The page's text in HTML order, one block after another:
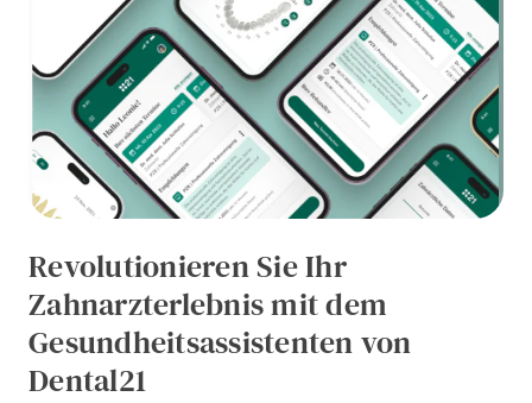
Revolutionieren Sie Ihr
Zahnarzterlebnis mit dem
Gesundheitsassistenten von
Dental21